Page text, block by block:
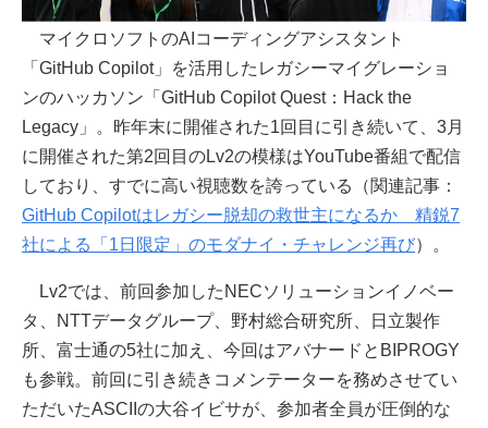
マイクロソフトのAIコーディングアシスタント
「GitHub Copilot」を活用したレガシーマイグレーショ
ンのハッカソン「GitHub Copilot Quest：Hack the
Legacy」。昨年末に開催された1回目に引き続いて、3月
に開催された第2回目のLv2の模様はYouTube番組で配信
しており、すでに高い視聴数を誇っている（関連記事：
GitHub Copilotはレガシー脱却の救世主になるか 精鋭7
社による「1日限定」のモダナイ・チャレンジ再び）。
Lv2では、前回参加したNECソリューションイノベー
タ、NTTデータグループ、野村総合研究所、日立製作
所、富士通の5社に加え、今回はアバナードとBIPROGY
も参戦。前回に引き続きコメンテーターを務めさせてい
ただいたASCIIの大谷イビサが、参加者全員が圧倒的な